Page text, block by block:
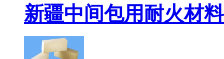
新疆中间包用耐火材料